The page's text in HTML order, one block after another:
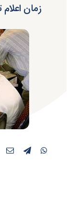
زمان